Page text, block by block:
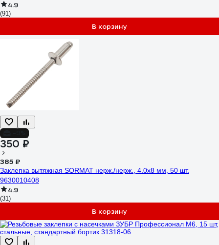
4.9
(91)
В корзину
350 ₽
385 ₽
Заклепка вытяжная SORMAT нерж./нерж., 4.0x8 мм, 50 шт.
9630010408
4.9
(31)
В корзину